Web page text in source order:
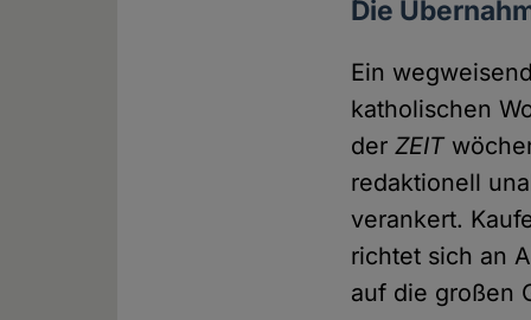
Die
Ein
katholischen
derZEIT
redaktionell
verankert.
richtet sich an
auf die großen